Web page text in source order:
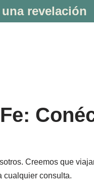
revelación
Creemos que
cualquier consulta.